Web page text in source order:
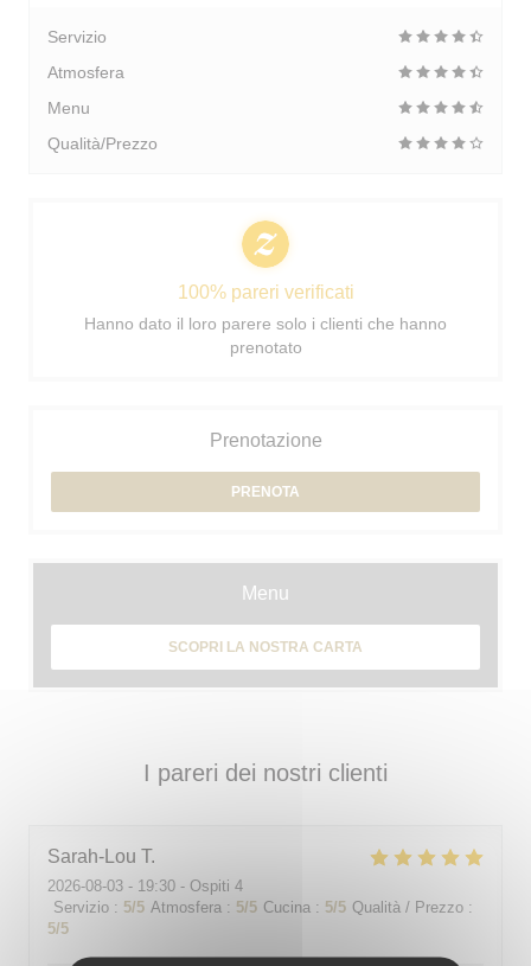
I pareri dei nostri clienti
Sarah-Lou T
2026-08-03 - 19:30 - Ospiti 4
Servizio : 5/5 Atmosfera : 5/5 Cucina : 5/5 Qualità / Prezzo :
5/5
Servizio
Atmosfera
Menu
Qualità/Prezzo
100% pareri verificati
Hanno dato il loro parere solo i clienti che hanno
prenotato
Prenotazione
PRENOTA
Menu
SCOPRI LA NOSTRA CARTA